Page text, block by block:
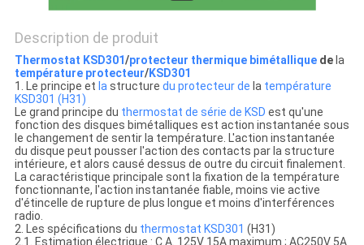
PRIVACY
POLICY
Description de produit
Thermostat KSD301/protecteur thermique bimétalliquedela
température protecteur/KSD301
1. Le principe et lastructure du protecteur de la température
KSD301 (H31)
Le grand principe du thermostat de série de KSD est qu'une
fonction des disques bimétalliques est action instantanée sous
le changement de sentir la température. L'action instantanée
du disque peut pousser l'action des contacts par la structure
intérieure, et alors causé dessus de outre du circuit finalement.
La caractéristique principale sont la fixation de la température
fonctionnante, l'action instantanée fiable, moins vie active
d'étincelle de rupture de plus longue et moins d'interférences
radio.
2. Les spécifications du thermostat KSD301 (H31)
2.1. Estimation électrique : C.A. 125V 15A maximum ; AC250V 5A